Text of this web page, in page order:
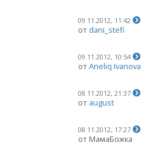
09.11.2012, 11:42
от dani_stefi
09.11.2012, 10:54
отAneliq Ivanova
08.11.2012, 21:37
от august
08.11.2012, 17:27
от МамаБожка